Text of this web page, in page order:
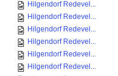
Hilgendorf Redevel...
Hilgendorf Redevel...
Hilgendorf Redevel...
Hilgendorf Redevel...
Hilgendorf Redevel...
Hilgendorf Redevel...